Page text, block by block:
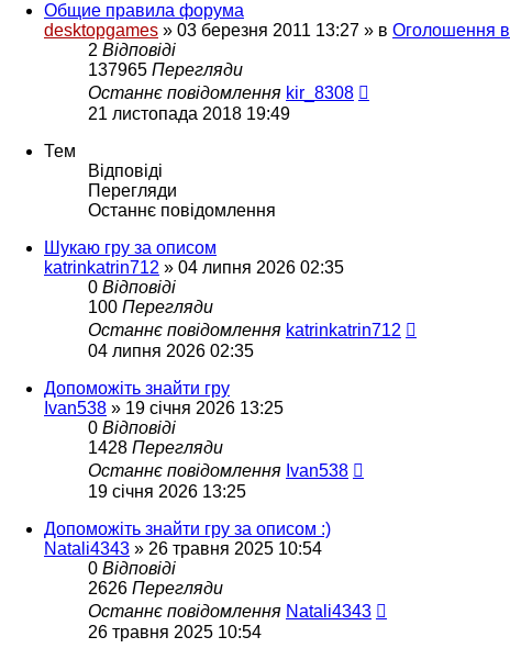
Общие правила форума
desktopgames » 03 березня 2011 13:27 » в Оголошення
2 Відповіді
137965 Перегляди
Останнє повідомлення kir_8308
21 листопада 2018 19:49
Тем
Відповіді
Перегляди
Останнє повідомлення
Шукаю гру за описом
katrinkatrin712 » 04 липня 2026 02:35
0 Відповіді
100 Перегляди
Останнє повідомлення katrinkatrin712
04 липня 2026 02:35
Допоможіть знайти гру
Ivan538 » 19 січня 2026 13:25
0 Відповіді
1428 Перегляди
Останнє повідомлення Ivan538
19 січня 2026 13:25
Допоможіть знайти гру за описом :)
Natali4343 » 26 травня 2025 10:54
0 Відповіді
2626 Перегляди
Останнє повідомлення Natali4343
26 травня 2025 10:54